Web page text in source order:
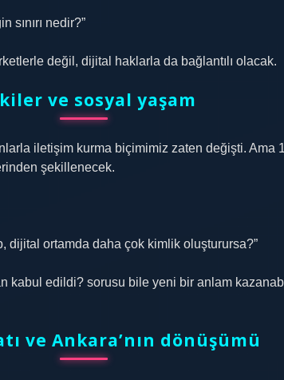
sınırı nedir?”
değil, dijital haklarla da bağlantılı olacak.
ve sosyal yaşam
iletişim kurma biçimimiz zaten değişti. Ama
şekillenecek.
dijital ortamda daha çok kimlik oluşturursa?”
kabul edildi? sorusu bile yeni bir anlam
ve Ankara’nın dönüşümü